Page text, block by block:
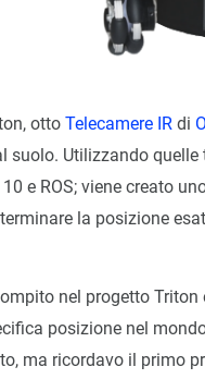
otto Telecamere IR di
suolo. Utilizzando quelle
e ROS; viene creato
la posizione
nel progetto Triton
posizione nel
ma ricordavo il primo